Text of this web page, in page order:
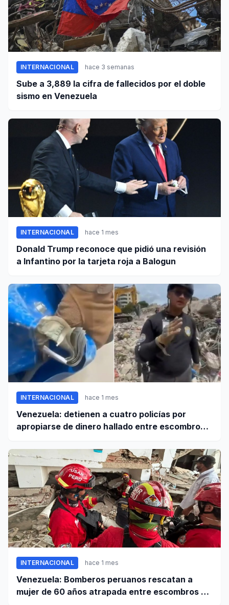
INTERNACIONAL hace 3 semanas
Sube a 3,889 la cifra de fallecidos por el doble
sismo en Venezuela
INTERNACIONAL hace 1 mes
Donald Trump reconoce que pidió una revisión
a Infantino por la tarjeta roja a Balogun
INTERNACIONAL hace 1 mes
Venezuela: detienen a cuatro policías por
apropiarse de dinero hallado entre escombros
INTERNACIONAL hace 1 mes
Venezuela: Bomberos peruanos rescatan a
mujer de 60 años atrapada entre escombros de